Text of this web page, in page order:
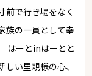
前で行き場をなく
族の一員として幸
はーとinはーとと
い里親様の心、